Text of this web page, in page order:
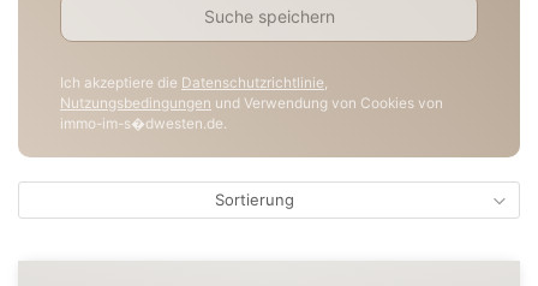
Suche speichern
Ich akzeptiere die Datenschutzrichtlinie,
Nutzungsbedingungen und Verwendung von Cookies von
immo-im-s�dwesten.de.
Sortierung